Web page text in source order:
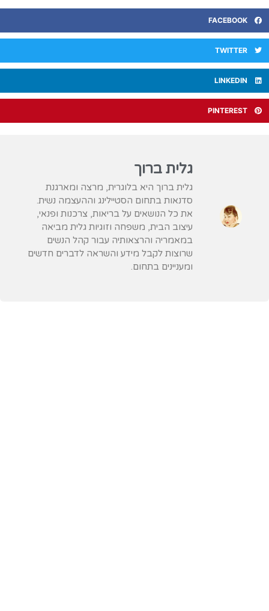
FACEBOOK
TWITTER
LINKEDIN
PINTEREST
גלית ברוך
גלית ברוך היא בלוגרית, מרצה ומארגנת
סדנאות בתחום הסטיילינג וההעצמה נשית.
את כל הנושאים על בריאות, צרכנות ופנאי,
עיצוב הבית, משפחה וזוגיות גלית מביאה
במאמריה והרצאותיה עבור קהל הנשים
שרוצות לקבל מידע והשראה לדברים חדשים
ומעניינים בתחום.